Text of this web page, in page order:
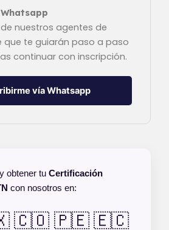
nuestros agentes de
que te guiarán paso a paso
continuar con inscripción.
vía Whatsapp
obtener tuCertificación
con nosotros en:
🇨🇴 🇵🇪 🇪🇨